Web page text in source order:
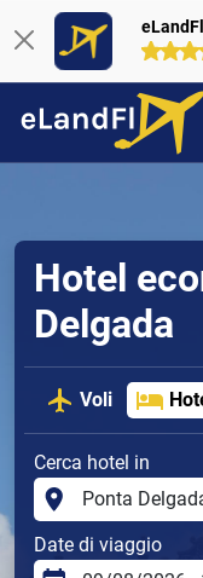
Hotel
Delgada
Voli
Cerca hotel in
Date di viaggio